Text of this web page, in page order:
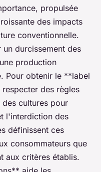
propulsée
des impacts
conventionnelle.
durcissement des
production
Pour obtenir le **label
des règles
cultures pour
l'interdiction des
définissent ces
consommateurs que
aux critères établis.